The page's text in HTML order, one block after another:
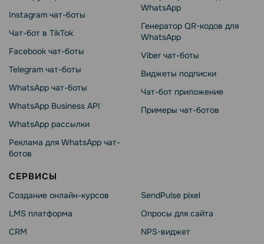
Instagram чат-боты
Чат-бот в TikTok
Facebook чат-боты
Telegram чат-боты
WhatsApp чат-боты
WhatsApp Business API
WhatsApp рассылки
Реклама для WhatsApp чат-
ботов
WhatsApp
Генератор QR-кодов для
WhatsApp
Viber чат-боты
Виджеты подписки
Чат-бот приложение
Примеры чат-ботов
СЕРВИСЫ
Создание онлайн-курсов
LMS платформа
CRM
SendPulse pixel
Опросы для сайта
NPS-виджет